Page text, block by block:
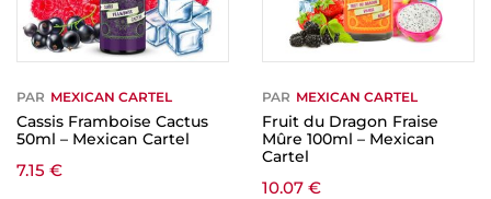
PAR MEXICAN CARTEL
Cassis Framboise Cactus
50ml – Mexican Cartel
7.15 €
PAR MEXICAN CARTEL
Fruit du Dragon Fraise
Mûre 100ml – Mexican
Cartel
10.07 €